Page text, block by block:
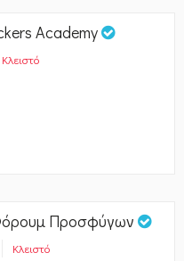
Academy
Κλειστό
Προσφύγων
Κλειστό